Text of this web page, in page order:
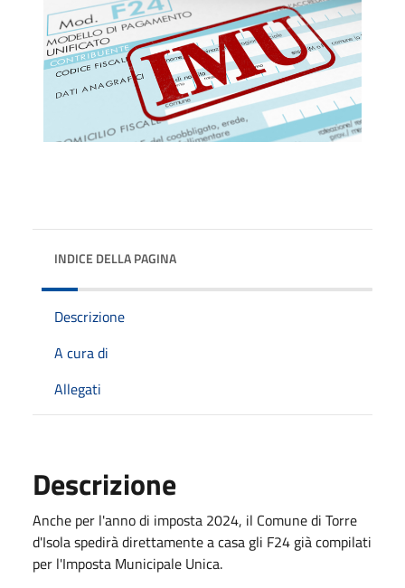
INDICE DELLA PAGINA
Descrizione
A cura di
Allegati
Descrizione
Anche per l'anno di imposta 2024, il Comune di Torre
d'Isola spedirà direttamente a casa gli F24 già compilati
per l'Imposta Municipale Unica.